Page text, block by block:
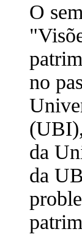
O
no
da
da